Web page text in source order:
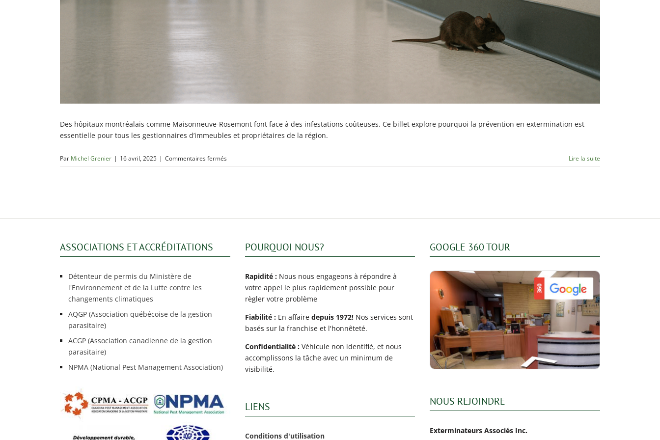
Des hôpitaux montréalais comme Maisonneuve-Rosemont font face à des infestations coûteuses. Ce billet explore pourquoi la prévention en extermination est
essentielle pour tous les gestionnaires d’immeubles et propriétaires de la région.
Par Michel Grenier | 16 avril, 2025 | Commentaires ferméssur Lire la suite
ASSOCIATIONS ET ACCRÉDITATIONS
Détenteur de permis du Ministère de
l'Environnement et de la Lutte contre les
changements climatiques
AQGP (Association québécoise de la gestion
parasitaire)
ACGP (Association canadienne de la gestion
parasitaire)
NPMA (National Pest Management Association)
POURQUOI NOUS?
Rapidité :Nous nous engageons à répondre à
votre appel le plus rapidement possible pour
règler votre problème
Fiabilité :En affaire depuis 1972!Nos services sont
basés sur la franchise et l'honnêteté.
Confidentialité :Véhicule non identifié, et nous
accomplissons la tâche avec un minimum de
visibilité.
LIENS
Conditions d'utilisation
GOOGLE 360 TOUR
NOUS REJOINDRE
Exterminateurs Associés Inc.